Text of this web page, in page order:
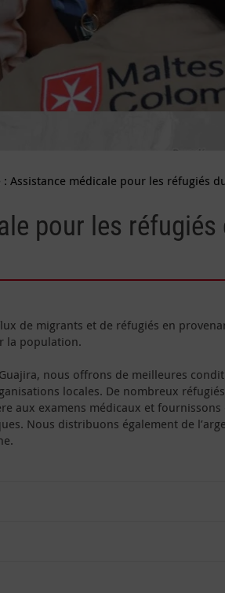
: Assistance médicale pour les réfugiés
pour les réfugiés
de migrants et de réfugiés en
la population.
nous offrons de meilleures
locales. De nombreux réfugiés
aux examens médicaux et fournissons
Nous distribuons également de